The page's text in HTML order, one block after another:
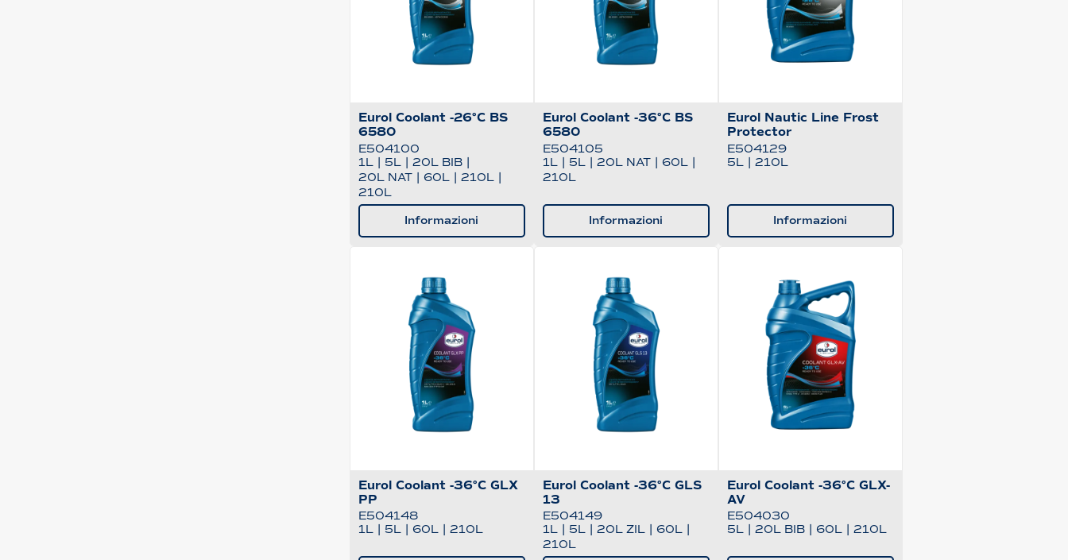
Eurol Coolant -26°C BS
6580
E504100
1L
5L 20L BIB
20L NAT
60L 210L
210L
Informazioni
Eurol Coolant -36°C BS
6580
E504105
1L
5L 20L NAT 60L
210L
Informazioni
Eurol Nautic Line Frost
Protector
E504129
5L
210L
Informazioni
Eurol Coolant -36°C GLX
PP
E504148
1L
5L 60L 210L
Eurol Coolant -36°C GLS
13
E504149
1L
5L 20L ZIL 60L
210L
Eurol Coolant -36°C GLX-
AV
E504030
5L
20L BIB 60L 210L